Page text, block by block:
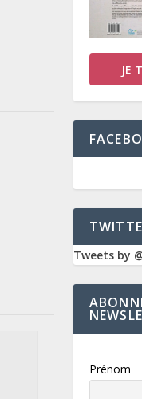
JE
Tweets by
Prénom